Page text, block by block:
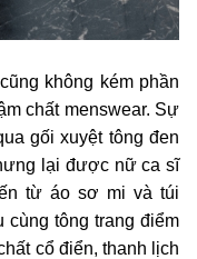
không kém phần
chất menswear. Sự
gối xuyệt tông đen
lại được nữ ca sĩ
từ áo sơ mi và túi
cùng tông trang điểm
cổ điển, thanh lịch